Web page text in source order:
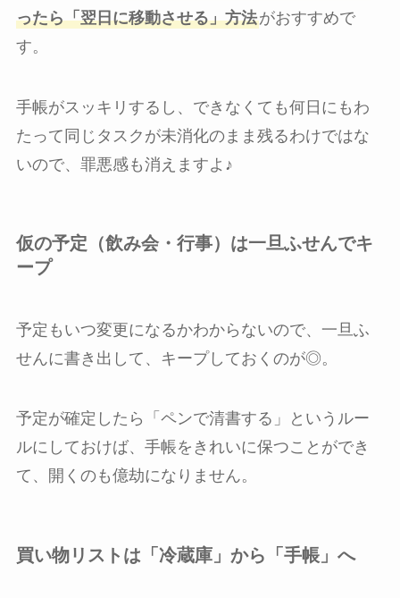
ったら「翌日に移動させる」方法がおすすめで
す。
手帳がスッキリするし、できなくても何日にもわ
たって同じタスクが未消化のまま残るわけではな
いので、罪悪感も消えますよ♪
仮の予定（飲み会・行事）は一旦ふせんでキ
ープ
予定もいつ変更になるかわからないので、一旦ふ
せんに書き出して、キープしておくのが◎。
予定が確定したら「ペンで清書する」というルー
ルにしておけば、手帳をきれいに保つことができ
て、開くのも億劫になりません。
買い物リストは「冷蔵庫」から「手帳」へ